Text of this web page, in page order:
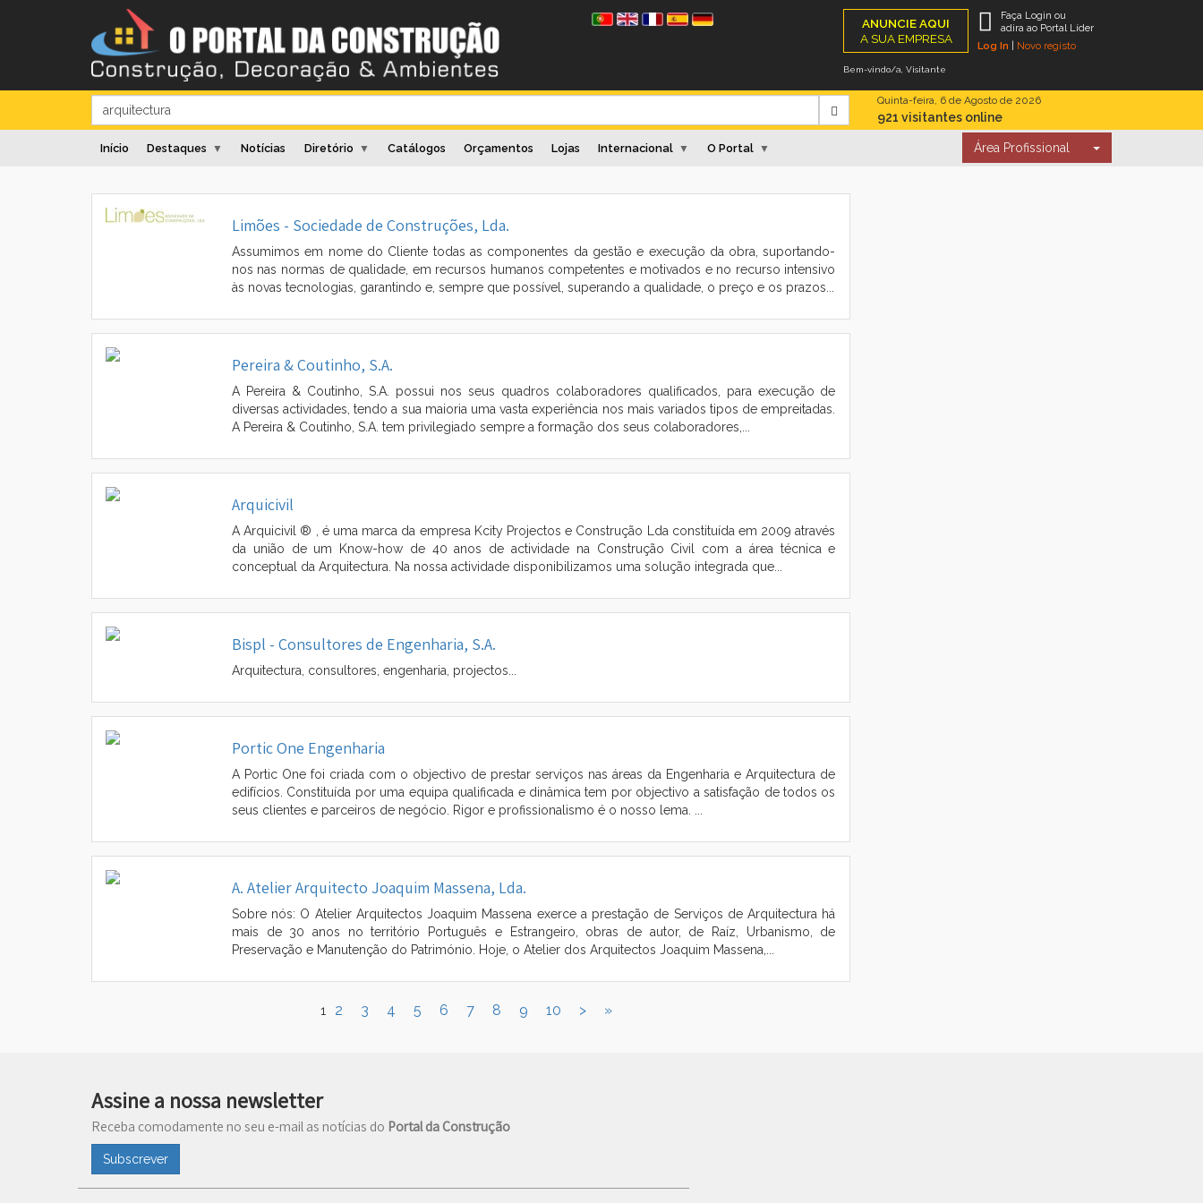
ANUNCIE AQUI
A SUA EMPRESA
Faça Login ou
adira ao Portal Líder
Log In
Novo registo
Bem-vindo/a, Visitante
Quinta-feira, 6 de Agosto de 2026
921 visitantes online
Início Destaques ▼ Notícias Diretório ▼ Catálogos Orçamentos Lojas Internacional ▼ O Portal ▼ Área Profissional
Limões - Sociedade de Construções, Lda.
Assumimos em nome do Cliente todas as componentes da gestão e execução da obra, suportando-
nos nas normas de qualidade, em recursos humanos competentes e motivados e no recurso intensivo
às novas tecnologias, garantindo e, sempre que possível, superando a qualidade, o preço e os prazos...
Pereira & Coutinho, S.A.
A Pereira & Coutinho, S.A. possui nos seus quadros colaboradores qualificados, para execução de
diversas actividades, tendo a sua maioria uma vasta experiência nos mais variados tipos de empreitadas.
A Pereira & Coutinho, S.A. tem privilegiado sempre a formação dos seus colaboradores,...
Arquicivil
A Arquicivil ® , é uma marca da empresa Kcity Projectos e Construção Lda constituída em 2009 através
da união de um Know-how de 40 anos de actividade na Construção Civil com a área técnica e
conceptual da Arquitectura. Na nossa actividade disponibilizamos uma solução integrada que...
Bispl - Consultores de Engenharia, S.A.
Arquitectura, consultores, engenharia, projectos...
Portic One Engenharia
A Portic One foi criada com o objectivo de prestar serviços nas áreas da Engenharia e Arquitectura de
edifícios. Constituída por uma equipa qualificada e dinâmica tem por objectivo a satisfação de todos os
seus clientes e parceiros de negócio. Rigor e profissionalismo é o nosso lema. ...
A. Atelier Arquitecto Joaquim Massena, Lda.
Sobre nós: O Atelier Arquitectos Joaquim Massena exerce a prestação de Serviços de Arquitectura há
mais de 30 anos no território Português e Estrangeiro, obras de autor, de Raíz, Urbanismo, de
Preservação e Manutenção do Património. Hoje, o Atelier dos Arquitectos Joaquim Massena,...
1 2 3 4 5 6 7 8 9 10 > »
Assine a nossa newsletter
Receba comodamente no seu e-mail as notícias do Portal da Construção
Subscrever